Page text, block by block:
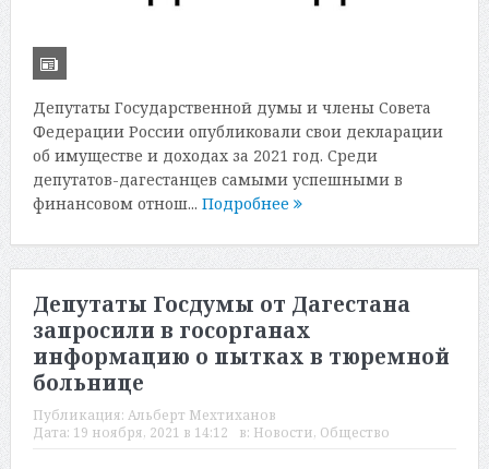
Депутаты Государственной думы и члены Совета
Федерации России опубликовали свои декларации
об имуществе и доходах за 2021 год. Среди
депутатов-дагестанцев самыми успешными в
финансовом отнош... Подробнее
Депутаты Госдумы от Дагестана
запросили в госорганах
информацию о пытках в тюремной
больнице
Публикация: Альберт Мехтиханов
Дата: 19 ноября, 2021 в 14:12 в: Новости, Общество